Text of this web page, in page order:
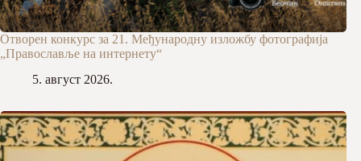
Отворен конкурс за 21. Међународну изложбу фотографија
„Православље на интернету“
5. август 2026.